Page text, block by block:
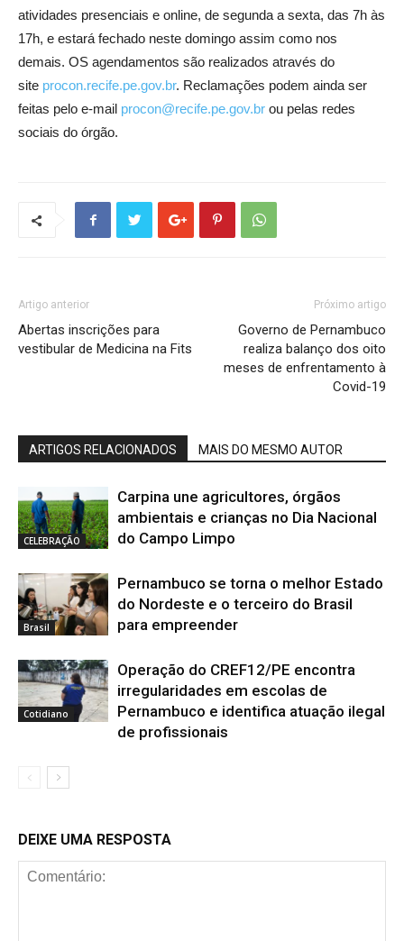
atividades presenciais e online, de segunda a sexta, das 7h às
17h, e estará fechado neste domingo assim como nos
demais. OS agendamentos são realizados através do
site procon.recife.pe.gov.br. Reclamações podem ainda ser
feitas pelo e-mail procon@recife.pe.gov.br ou pelas redes
sociais do órgão.
Artigo anterior
Abertas inscrições para
vestibular de Medicina na Fits
Próximo artigo
Governo de Pernambuco
realiza balanço dos oito
meses de enfrentamento à
Covid-19
ARTIGOS RELACIONADOS MAIS DO MESMO AUTOR
CELEBRAÇÃO
Carpina une agricultores, órgãos
ambientais e crianças no Dia Nacional
do Campo Limpo
Brasil
Pernambuco se torna o melhor Estado
do Nordeste e o terceiro do Brasil
para empreender
Cotidiano
Operação do CREF12/PE encontra
irregularidades em escolas de
Pernambuco e identifica atuação ilegal
de profissionais
DEIXE UMA RESPOSTA